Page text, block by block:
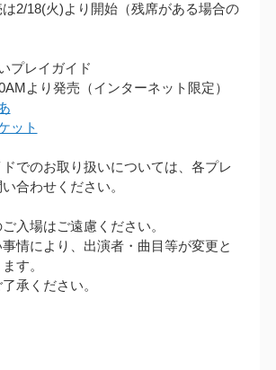
2/18(火)より開始（残席がある場合の
プレイガイド
より発売（インターネット限定）
ット
でのお取り扱いについては、各プレ
合わせください。
入場はご遠慮ください。
情により、出演者・曲目等が変更と
す。
承ください。